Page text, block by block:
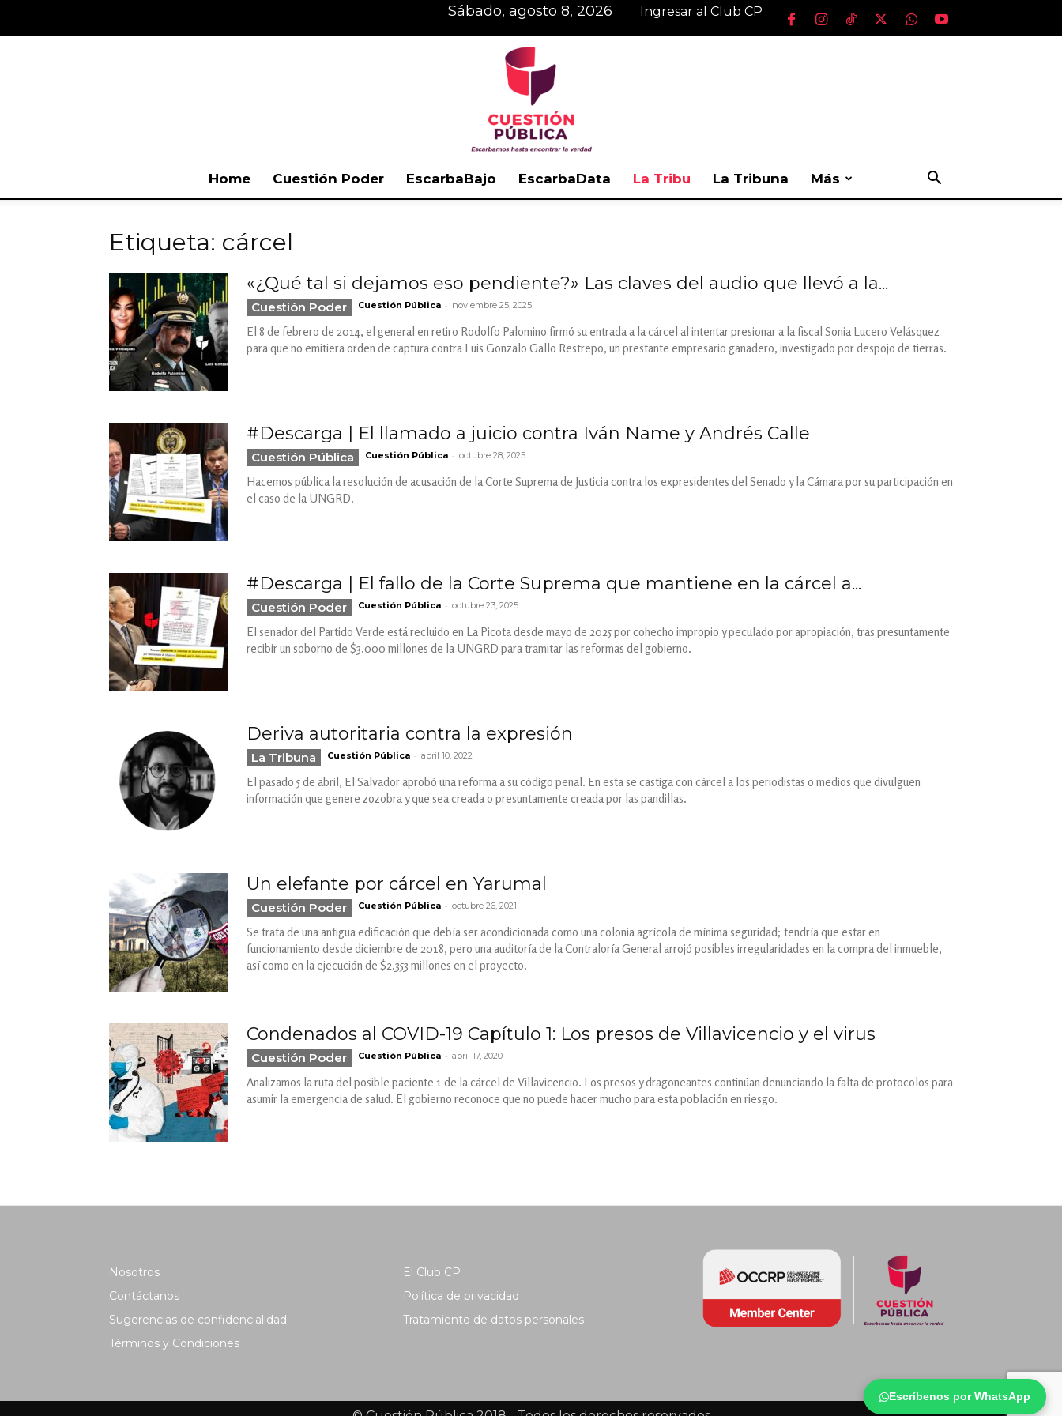
Escríbenos por WhatsApp
sábado, agosto 8, 2026 Ingresar al Club CP
Home Cuestión Poder EscarbaBajo EscarbaData La Tribu La Tribuna Más
Etiqueta: cárcel
«¿Qué tal si dejamos eso pendiente?» Las claves del audio que llevó a la...
Cuestión Poder Cuestión Pública - noviembre 25, 2025
El 8 de febrero de 2014, el general en retiro Rodolfo Palomino firmó su entrada a la cárcel al intentar presionar a la fiscal Sonia Lucero Velásquez
para que no emitiera orden de captura contra Luis Gonzalo Gallo Restrepo, un prestante empresario ganadero, investigado por despojo de tierras.
#Descarga | El llamado a juicio contra Iván Name y Andrés Calle
Cuestión Pública Cuestión Pública - octubre 28, 2025
Hacemos pública la resolución de acusación de la Corte Suprema de Justicia contra los expresidentes del Senado y la Cámara por su participación en
el caso de la UNGRD.
#Descarga | El fallo de la Corte Suprema que mantiene en la cárcel a...
Cuestión Poder Cuestión Pública - octubre 23, 2025
El senador del Partido Verde está recluido en La Picota desde mayo de 2025 por cohecho impropio y peculado por apropiación, tras presuntamente
recibir un soborno de $3.000 millones de la UNGRD para tramitar las reformas del gobierno.
Deriva autoritaria contra la expresión
La Tribuna Cuestión Pública - abril 10, 2022
El pasado 5 de abril, El Salvador aprobó una reforma a su código penal. En esta se castiga con cárcel a los periodistas o medios que divulguen
información que genere zozobra y que sea creada o presuntamente creada por las pandillas.
Un elefante por cárcel en Yarumal
Cuestión Poder Cuestión Pública - octubre 26, 2021
Se trata de una antigua edificación que debía ser acondicionada como una colonia agrícola de mínima seguridad; tendría que estar en
funcionamiento desde diciembre de 2018, pero una auditoría de la Contraloría General arrojó posibles irregularidades en la compra del inmueble,
así como en la ejecución de $2.353 millones en el proyecto.
Condenados al COVID-19 Capítulo 1: Los presos de Villavicencio y el virus
Cuestión Poder Cuestión Pública - abril 17, 2020
Analizamos la ruta del posible paciente 1 de la cárcel de Villavicencio. Los presos y dragoneantes continúan denunciando la falta de protocolos para
asumir la emergencia de salud. El gobierno reconoce que no puede hacer mucho para esta población en riesgo.
Nosotros
Contáctanos
Sugerencias de confidencialidad
Términos y Condiciones
El Club CP
Política de privacidad
Tratamiento de datos personales